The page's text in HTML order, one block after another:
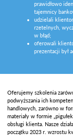
prawidłowo
tajemnicy
udzielali
rzetelnych,
w błąd;
oferowali
prezentacji był
Oferujemy szkolenia
podwyższania ich
handlowych, zarówno w
materiały w formie
obsługi klienta. Nasze
początku 2023 r. wzrostu